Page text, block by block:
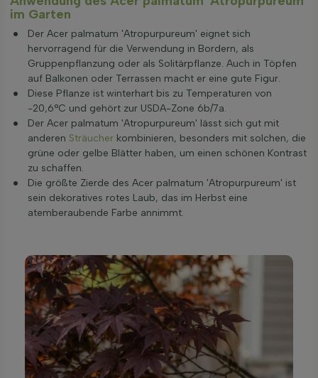
im Garten
Der Acer palmatum 'Atropurpureum' eignet sich
hervorragend für die Verwendung in Bordern, als
Gruppenpflanzung oder als Solitärpflanze. Auch in Töpfen
auf Balkonen oder Terrassen macht er eine gute Figur.
Diese Pflanze ist winterhart bis zu Temperaturen von
-20,6°C und gehört zur USDA-Zone 6b/7a.
Der Acer palmatum 'Atropurpureum' lässt sich gut mit
anderen Sträucher kombinieren, besonders mit solchen, die
grüne oder gelbe Blätter haben, um einen schönen Kontrast
zu schaffen.
Die größte Zierde des Acer palmatum 'Atropurpureum' ist
sein dekoratives rotes Laub, das im Herbst eine
atemberaubende Farbe annimmt.